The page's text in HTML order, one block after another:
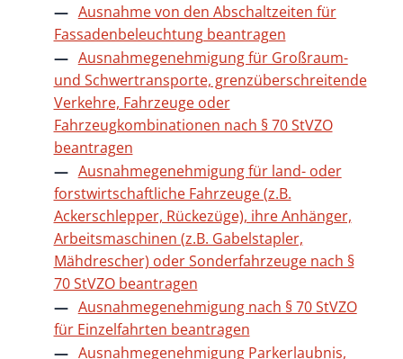
Ausnahme von den Abschaltzeiten für
Fassadenbeleuchtung beantragen
Ausnahmegenehmigung für Großraum-
und Schwertransporte, grenzüberschreitende
Verkehre, Fahrzeuge oder
Fahrzeugkombinationen nach § 70 StVZO
beantragen
Ausnahmegenehmigung für land- oder
forstwirtschaftliche Fahrzeuge (z.B.
Ackerschlepper, Rückezüge), ihre Anhänger,
Arbeitsmaschinen (z.B. Gabelstapler,
Mähdrescher) oder Sonderfahrzeuge nach §
70 StVZO beantragen
Ausnahmegenehmigung nach § 70 StVZO
für Einzelfahrten beantragen
Ausnahmegenehmigung Parkerlaubnis,